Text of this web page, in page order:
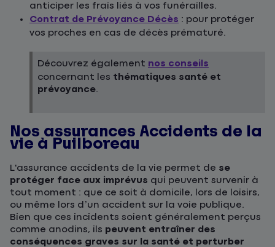
anticiper les frais liés à vos funérailles.
Contrat de Prévoyance Décès : pour protéger
vos proches en cas de décès prématuré.
Découvrez également nos conseils
concernant les thématiques santé et
prévoyance.
Nos assurances Accidents de la
vie à Puilboreau
L'assurance accidents de la vie permet de se
protéger face aux imprévus qui peuvent survenir à
tout moment : que ce soit à domicile, lors de loisirs,
ou même lors d’un accident sur la voie publique.
Bien que ces incidents soient généralement perçus
comme anodins, ils peuvent entraîner des
conséquences graves sur la santé et perturber